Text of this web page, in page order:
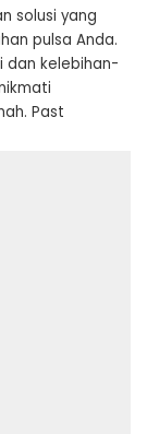
solusi yang
pulsa Anda.
dan kelebihan-
Past